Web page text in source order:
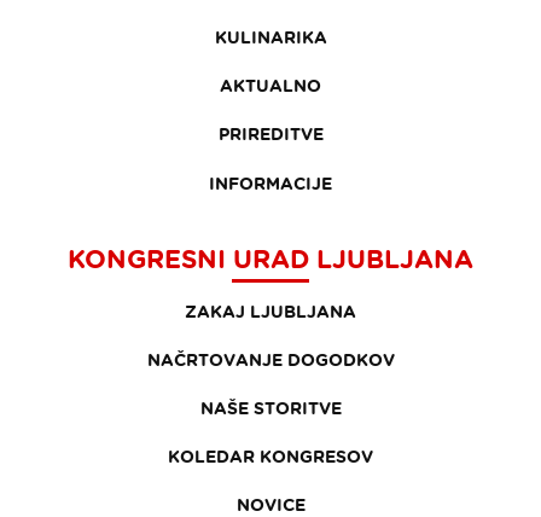
KULINARIKA
AKTUALNO
PRIREDITVE
INFORMACIJE
KONGRESNI URAD LJUBLJANA
ZAKAJ LJUBLJANA
NAČRTOVANJE DOGODKOV
NAŠE STORITVE
KOLEDAR KONGRESOV
NOVICE